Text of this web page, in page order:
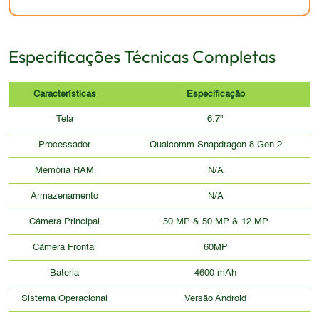
Especificações Técnicas Completas
Características Especificação
Tela 6.7"
Processador Qualcomm Snapdragon 8 Gen 2
Memória RAM N/A
Armazenamento N/A
Câmera Principal 50 MP & 50 MP & 12 MP
Câmera Frontal 60MP
Bateria 4600 mAh
Sistema Operacional Versão Android